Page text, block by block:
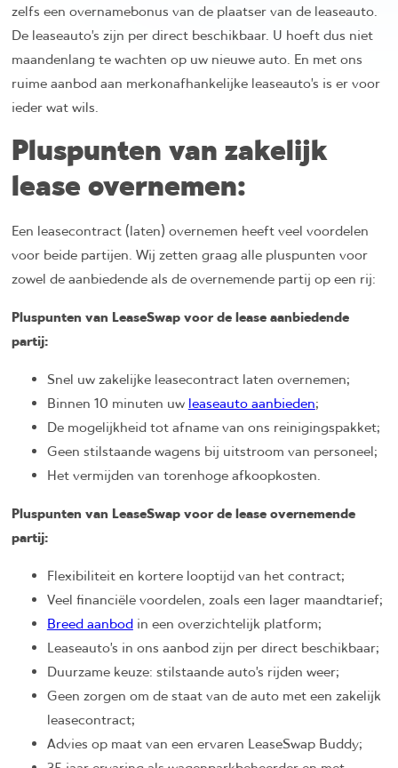
zelfs een overnamebonus van de plaatser van de leaseauto.
De leaseauto’s zijn per direct beschikbaar. U hoeft dus niet
maandenlang te wachten op uw nieuwe auto. En met ons
ruime aanbod aan merkonafhankelijke leaseauto’s is er voor
ieder wat wils.
Pluspunten van zakelijk
lease overnemen:
Een leasecontract (laten) overnemen heeft veel voordelen
voor beide partijen. Wij zetten graag alle pluspunten voor
zowel de aanbiedende als de overnemende partij op een rij:
Pluspunten van LeaseSwap voor de lease aanbiedende
partij:
Snel uw zakelijke leasecontract laten overnemen;
Binnen 10 minuten uwleaseauto aanbieden;
De mogelijkheid tot afname van ons reinigingspakket;
Geen stilstaande wagens bij uitstroom van personeel;
Het vermijden van torenhoge afkoopkosten.
Pluspunten van LeaseSwap voor de lease overnemende
partij:
Flexibiliteit en kortere looptijd van het contract;
Veel financiële voordelen, zoals een lager maandtarief;
Breed aanbodin een overzichtelijk platform;
Leaseauto’s in ons aanbod zijn per direct beschikbaar;
Duurzame keuze: stilstaande auto’s rijden weer;
Geen zorgen om de staat van de auto met een zakelijk
leasecontract;
Advies op maat van een ervaren LeaseSwap Buddy;